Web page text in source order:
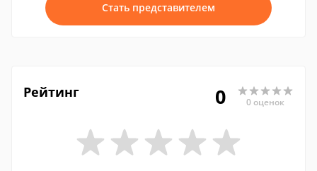
Стать представителем
Рейтинг 0 0 оценок